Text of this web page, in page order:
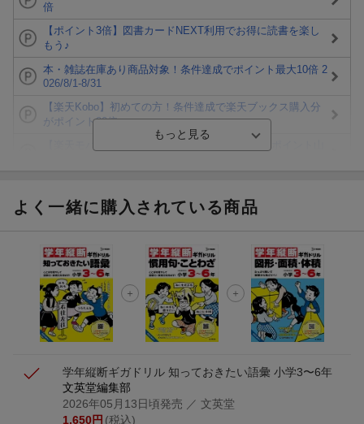
倍
【ポイント3倍】図書カードNEXT利用でお得に読書を楽し
もう♪
本・雑誌在庫あり商品対象！条件達成でポイント最大10倍 2
026/8/1-8/31
【楽天Kobo】初めての方！条件達成で楽天ブックス購入分
がポイント20倍
ト山分け
エントリー＆3,000円以上購入で無料データSIM（3GB/月プ
ラン）が当たる！
楽天モバイル紹介キャンペーンの拡散で300円OFFクーポン
進呈
よく一緒に購入されている商品
学年縦断ギガドリル 知っておきたい語彙 小学3〜6年
文英堂編集部
2026年05月13日頃発売 ／ 文英堂
1,650円 (税込)